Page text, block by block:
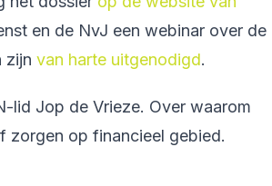
en de NvJ een webinar over de
zijn van harte uitgenodigd.
lid Jop de Vrieze. Over waarom
zorgen op financieel gebied.